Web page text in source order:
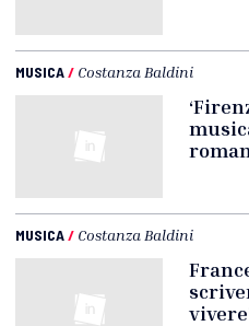
MUSICA/ Costanza Baldini
MUSICA/ Costanza Baldini